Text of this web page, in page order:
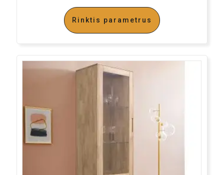
Rinktis parametrus